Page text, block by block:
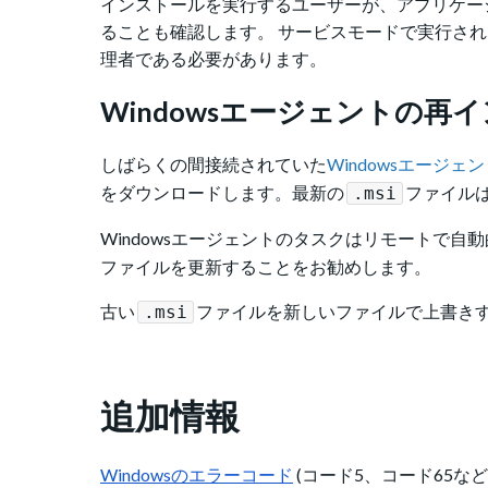
インストールを実行するユーザーが、アプリケ
ることも確認します。 サービスモードで実行さ
理者である必要があります。
Windowsエージェントの再
しばらくの間接続されていたWindowsエージェ
をダウンロードします。 最新の .msi ファイル
Windowsエージェントのタスクはリモートで自
ファイルを更新することをお勧めします。
古い .msi ファイルを新しいファイルで上書き
追加情報
Windowsのエラーコード (コード5、コード65な